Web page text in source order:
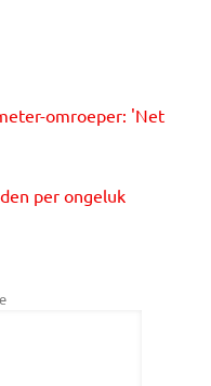
omroeper: 'Net
per ongeluk